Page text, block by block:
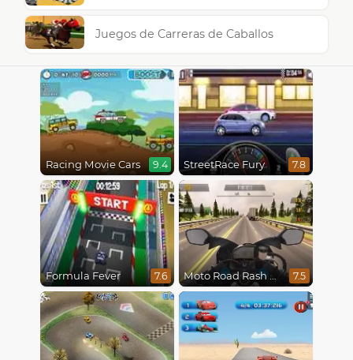
Juegos de Carreras de Caballos
Racing Movie Cars 9.4 StreetRace Fury 7.8
Formula Fever 7.6 Moto Road Rash 3D 7.5